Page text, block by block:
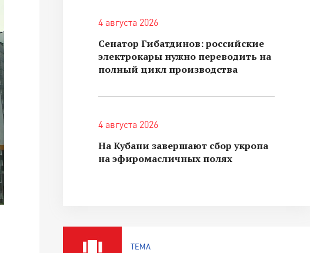
4 августа 2026
Сенатор Гибатдинов: российские
электрокары нужно переводить на
полный цикл производства
4 августа 2026
На Кубани завершают сбор укропа
на эфиромасличных полях
ТЕМА